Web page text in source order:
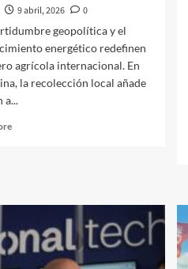
9 abril, 2026
0
geopolítica y el
energético redefinen
agrícola internacional. En
la recolección local añade
a...
Read